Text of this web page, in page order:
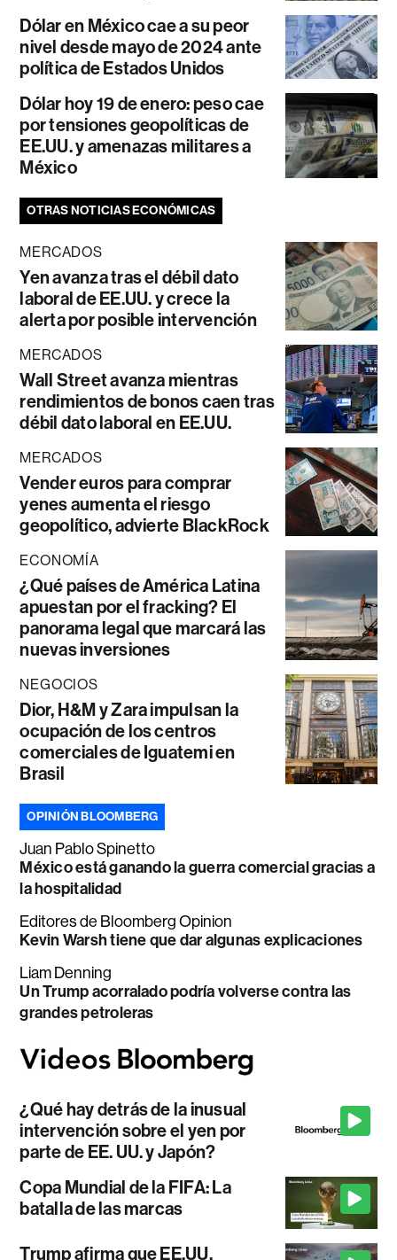
Dólar en México cae a su peor
nivel desde mayo de 2024 ante
política de Estados Unidos
Dólar hoy 19 de enero: peso cae
por tensiones geopolíticas de
EE.UU. y amenazas militares a
México
OTRAS NOTICIAS ECONÓMICAS
MERCADOS
Yen avanza tras el débil dato
laboral de EE.UU. y crece la
alerta por posible intervención
MERCADOS
Wall Street avanza mientras
rendimientos de bonos caen tras
débil dato laboral en EE.UU.
MERCADOS
Vender euros para comprar
yenes aumenta el riesgo
geopolítico, advierte BlackRock
ECONOMÍA
¿Qué países de América Latina
apuestan por el fracking? El
panorama legal que marcará las
nuevas inversiones
NEGOCIOS
Dior, H&M y Zara impulsan la
ocupación de los centros
comerciales de Iguatemi en
Brasil
OPINIÓN BLOOMBERG
Juan Pablo Spinetto
México está ganando la guerra comercial gracias a
la hospitalidad
Editores de Bloomberg Opinion
Kevin Warsh tiene que dar algunas explicaciones
Liam Denning
Un Trump acorralado podría volverse contra las
grandes petroleras
¿Qué hay detrás de la inusual
intervención sobre el yen por
parte de EE. UU. y Japón?
Copa Mundial de la FIFA: La
batalla de las marcas
Trump afirma que EE.UU.